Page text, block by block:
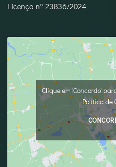
Licença nº 23836/2024
Clique em 'Concordo'
Política de